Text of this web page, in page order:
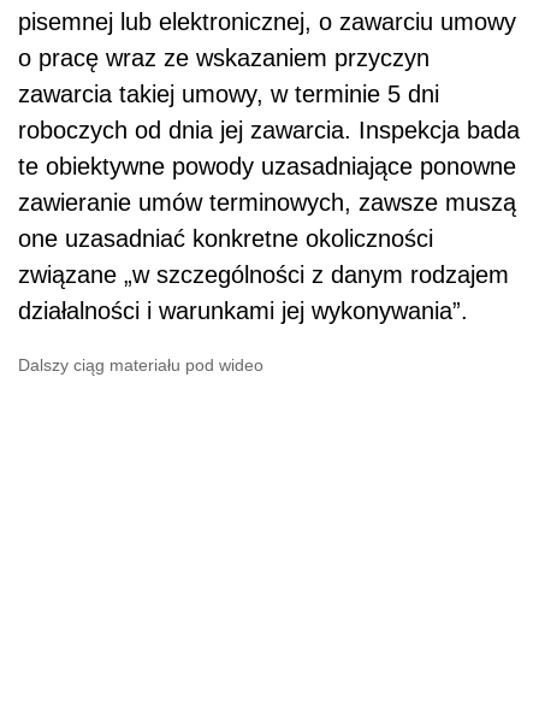
pisemnej lub elektronicznej, o zawarciu umowy
o pracę wraz ze wskazaniem przyczyn
zawarcia takiej umowy, w terminie 5 dni
roboczych od dnia jej zawarcia. Inspekcja bada
te obiektywne powody uzasadniające ponowne
zawieranie umów terminowych, zawsze muszą
one uzasadniać konkretne okoliczności
związane „w szczególności z danym rodzajem
działalności i warunkami jej wykonywania”.
Dalszy ciąg materiału pod wideo